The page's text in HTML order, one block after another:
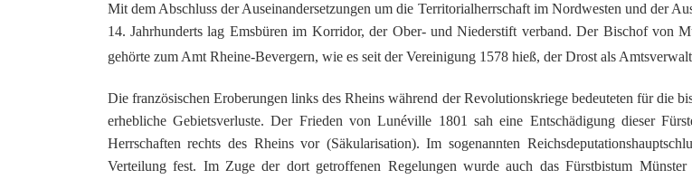
Mit dem Abschluss der Auseinandersetzungen um die Territorialherrschaft im Nordwesten und der
14. Jahrhunderts lag Emsbüren im Korridor, der Ober- und Niederstift verband. Der Bischof von
gehörte zum Amt Rheine-Bevergern, wie es seit der Vereinigung 1578 hieß, der Drost als
Die französischen Eroberungen links des Rheins während der Revolutionskriege bedeuteten für die
erhebliche Gebietsverluste. Der Frieden von Lunéville 1801 sah eine Entschädigung dieser
Herrschaften rechts des Rheins vor (Säkularisation). Im sogenannten
Verteilung fest. Im Zuge der dort getroffenen Regelungen wurde auch das Fürstbistum